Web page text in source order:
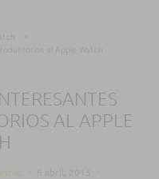
al Apple Watch
AL APPLE